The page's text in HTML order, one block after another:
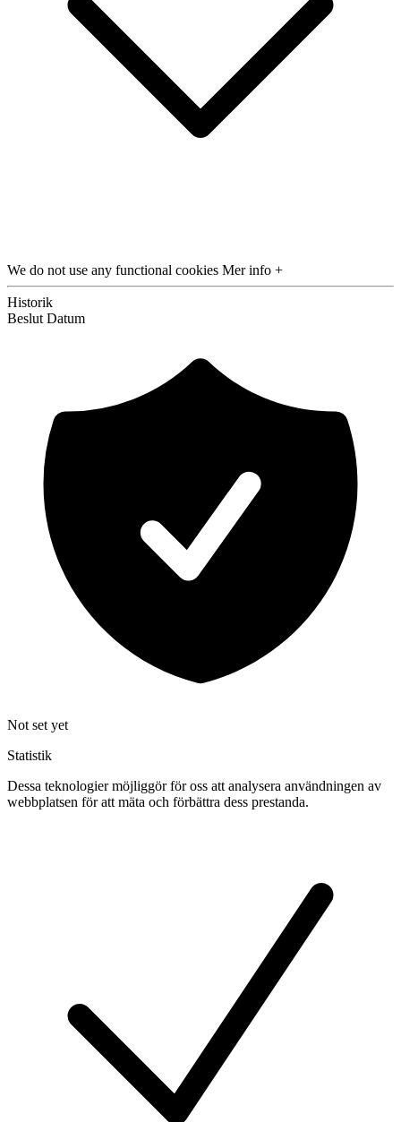
We do not use any functional cookies Mer info +
Historik
Beslut Datum
Not set yet
Statistik
Dessa teknologier möjliggör för oss att analysera användningen av
webbplatsen för att mäta och förbättra dess prestanda.